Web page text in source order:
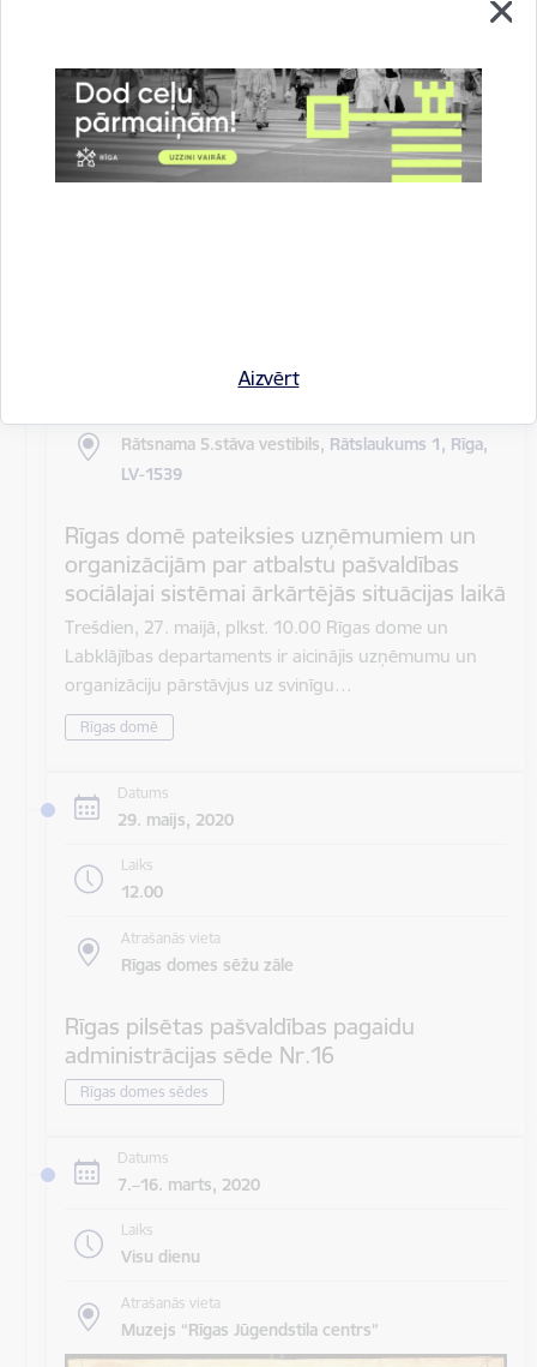
Aizvērt
14.sēde (ārkārtas)
Sēdes darba kārtība: Grozījumi Rīgas domes 2016.
gada 19. aprīļa saistošajos noteikumos Nr. 198 "Par
kārtību, kādā tiek…
Rātsnama 5.stāva vestibils, Rātslaukums 1, Rīga,
LV-1539
Rīgas domē pateiksies uzņēmumiem un
organizācijām par atbalstu pašvaldības
sociālajai sistēmai ārkārtējās situācijas laikā
Trešdien, 27. maijā, plkst. 10.00 Rīgas dome un
Labklājības departaments ir aicinājis uzņēmumu un
organizāciju pārstāvjus uz svinīgu…
Rīgas domē
Datums
29. maijs, 2020
Laiks
12.00
Atrašanās vieta
Rīgas domes sēžu zāle
Rīgas pilsētas pašvaldības pagaidu
administrācijas sēde Nr.16
Rīgas domes sēdes
Datums
7.–16. marts, 2020
Laiks
Visu dienu
Atrašanās vieta
Muzejs “Rīgas Jūgendstila centrs”